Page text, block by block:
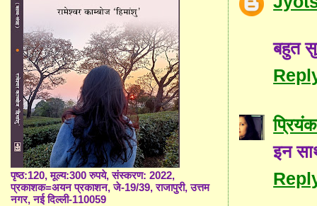
बहुत
इन
पृष्ठ:120, मूल्य:300 रुपये, संस्करण: 2022,
प्रकाशक=अयन प्रकाशन, जे-19/39, राजापुरी, उत्तम
नगर, नई दिल्ली-110059